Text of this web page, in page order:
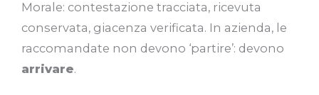
Morale: contestazione tracciata, ricevuta
conservata, giacenza verificata. In azienda, le
raccomandate non devono ‘partire’: devono
arrivare.